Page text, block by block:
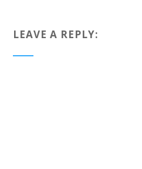
LEAVE A REPLY: